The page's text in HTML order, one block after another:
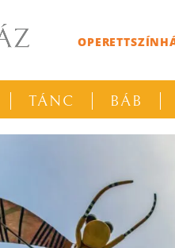
TÁNC BÁB